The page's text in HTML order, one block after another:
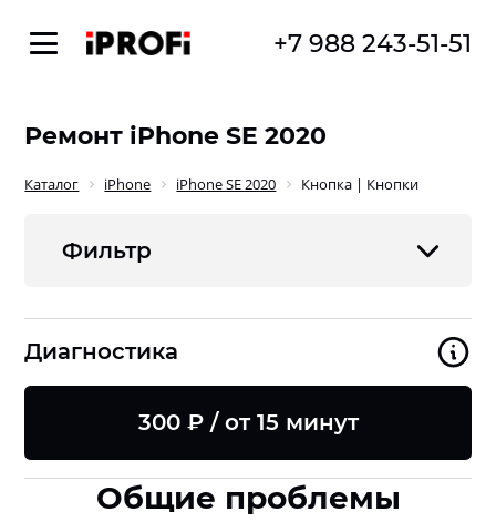
+7 988 243-51-51
Ремонт iPhone SE 2020
Каталог iPhone iPhone SE 2020 Кнопка | Кнопки
Фильтр
Диагностика
300 ₽ / от 15 минут
Общие проблемы